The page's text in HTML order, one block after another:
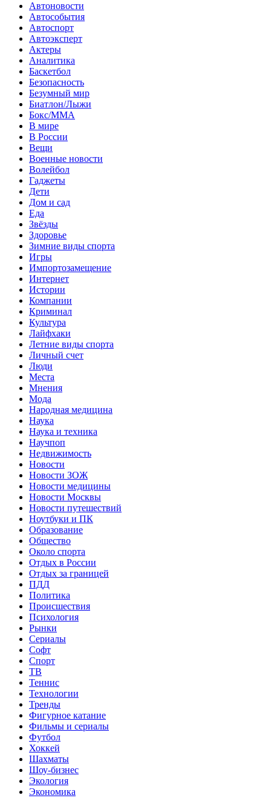
Автоновости
Автособытия
Автоспорт
Автоэксперт
Актеры
Аналитика
Баскетбол
Безопасность
Безумный мир
Биатлон/Лыжи
Бокс/MMA
В мире
В России
Вещи
Военные новости
Волейбол
Гаджеты
Дети
Дом и сад
Еда
Звёзды
Здоровье
Зимние виды спорта
Игры
Импортозамещение
Интернет
Истории
Компании
Криминал
Культура
Лайфхаки
Летние виды спорта
Личный счет
Люди
Места
Мнения
Мода
Народная медицина
Наука
Наука и техника
Научпоп
Недвижимость
Новости
Новости ЗОЖ
Новости медицины
Новости Москвы
Новости путешествий
Ноутбуки и ПК
Образование
Общество
Около спорта
Отдых в России
Отдых за границей
ПДД
Политика
Происшествия
Психология
Рынки
Сериалы
Софт
Спорт
ТВ
Теннис
Технологии
Тренды
Фигурное катание
Фильмы и сериалы
Футбол
Хоккей
Шахматы
Шоу-бизнес
Экология
Экономика